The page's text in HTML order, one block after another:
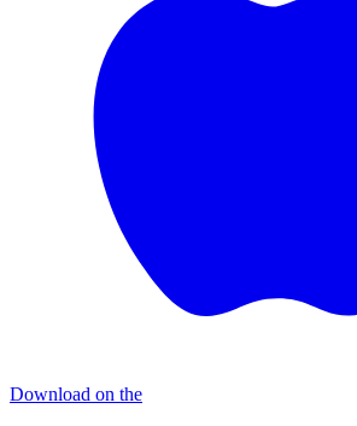
Download on the